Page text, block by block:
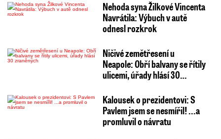
Nehoda syna Žilkové Vincenta
Navrátila: Výbuch v autě
odnesl rozkrok
Ničivé zemětřesení u
Neapole: Obří balvany se řítily
ulicemi, úřady hlásí 30…
Kalousek o prezidentovi: S
Pavlem jsem se nesmířil! ...a
promluvil o návratu